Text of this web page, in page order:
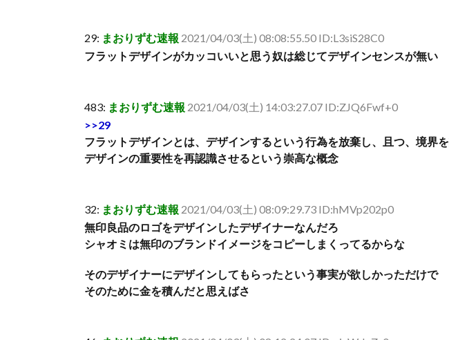
29: まおりずむ速報 2021/04/03(土) 08:08:55.50 ID:L3siS28C0
フラットデザインがカッコいいと思う奴は総じてデザインセンスが無い
483: まおりずむ速報 2021/04/03(土) 14:03:27.07 ID:ZJQ6Fwf+0
>>29
フラットデザインとは、デザインするという行為を放棄し、且つ、境界
デザインの重要性を再認識させるという崇高な概念
32: まおりずむ速報 2021/04/03(土) 08:09:29.73 ID:hMVp202p0
無印良品のロゴをデザインしたデザイナーなんだろ
シャオミは無印のブランドイメージをコピーしまくってるからな
そのデザイナーにデザインしてもらったという事実が欲しかっただけで
そのために金を積んだと思えばさ